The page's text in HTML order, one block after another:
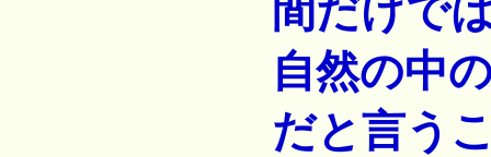
間だけで
自然の中
だと言う